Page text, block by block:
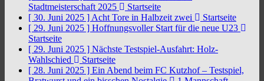
Stadtmeisterschaft 2025
Startseite
[ 30. Juni 2025 ] Acht Tore in Halbzeit zwei
Startseite
[ 29. Juni 2025 ] Hoffnungsvoller Start für die neue U23
Startseite
[ 29. Juni 2025 ] Nächste Testspiel-Ausfahrt: Holz-
Wahlschied
Startseite
[ 28. Juni 2025 ] Ein Abend beim FC Kutzhof – Testspiel,